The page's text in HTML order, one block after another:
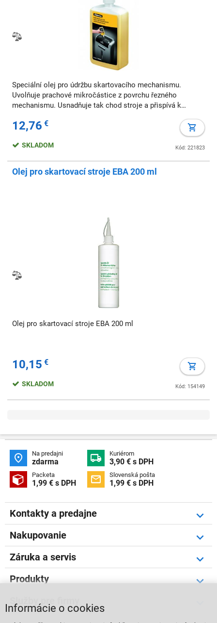
Speciální olej pro údržbu skartovacího mechanismu.
Uvolňuje prachové mikročástice z povrchu řezného
mechanismu. Usnadňuje tak chod stroje a přispívá k
12,76 €
Kód: 221823
SKLADOM
Olej pro skartovací stroje EBA 200 ml
Olej pro skartovací stroje EBA 200 ml
10,15 €
Kód: 154149
SKLADOM
 Na predajni
zdarma  Kuriérom
3,90 € s DPH
 Packeta
1,99 € s DPH  Slovenská pošta
1,99 € s DPH
Kontakty a predajne
Nakupovanie
Záruka a servis
Produkty
Služby pre firmy
Informácie o cookies